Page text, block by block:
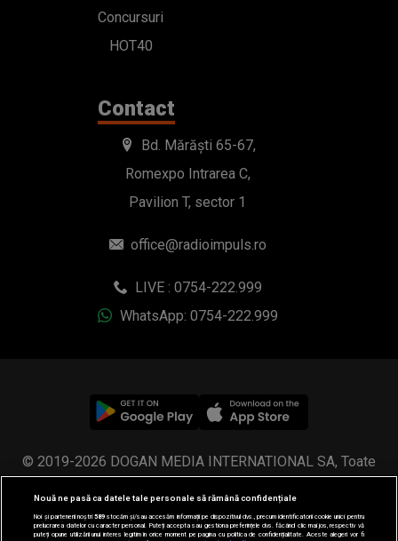
Concursuri
HOT40
Contact
Bd. Mărăști 65-67,
Romexpo Intrarea C,
Pavilion T, sector 1
office@radioimpuls.ro
LIVE : 0754-222.999
WhatsApp: 0754-222.999
© 2019-2026 DOGAN MEDIA INTERNATIONAL SA, Toate
drepturile rezervate.
Nouă ne pasă ca datele tale personale să rămână confidențiale
Noi și partenerii noștri589stocăm și/sau accesăm informații pe dispozitivul dvs., precum identificatorii cookie unici pentru
prelucrarea datelor cu caracter personal. Puteți accepta sau gestiona preferințele dvs. făcând clic mai jos, respectiv vă
puteți opune utilizării unui interes legitim în orice moment pe pagina cu politica de confidențialitate. Aceste alegeri vor fi